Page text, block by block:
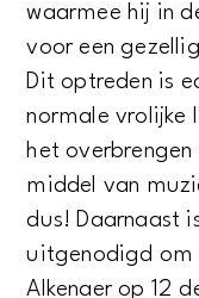
waarmee hij in
voor een
Dit optreden is
normale vrolijke
het
middel van
dus! Daarnaast
uitgenodigd om
Alkenaer op 12